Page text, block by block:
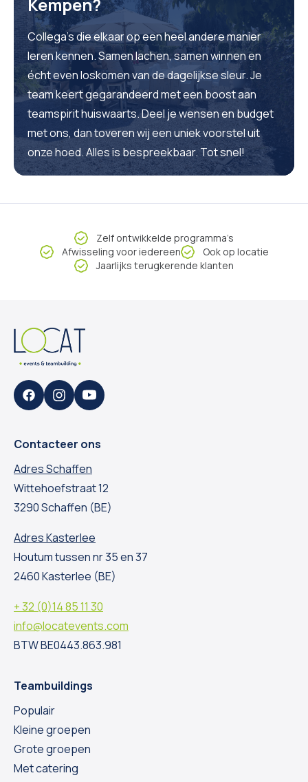
Kempen?
Collega’s die elkaar op een heel andere manier
leren kennen. Samen lachen, samen winnen en
écht even loskomen van de dagelijkse sleur. Je
team keert gegarandeerd met een boost aan
teamspirit huiswaarts. Deel je wensen en budget
met ons, dan toveren wij een uniek voorstel uit
onze hoed. Alles is bespreekbaar. Tot snel!
Zelf ontwikkelde programma’s
Afwisseling voor iedereen
Ook op locatie
Jaarlijks terugkerende klanten
FacebookInstagramYouTube
Contacteer ons
Adres Schaffen
Wittehoefstraat 12
3290 Schaffen (BE)
Adres Kasterlee
Houtum tussen nr 35 en 37
2460 Kasterlee (BE)
+ 32 (0)14 85 11 30
info@locatevents.com
BTW BE0443.863.981
Teambuildings
Populair
Kleine groepen
Grote groepen
Met catering